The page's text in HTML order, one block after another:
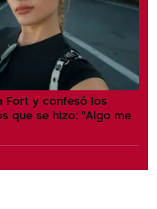
Fort y confesó los
que se hizo: "Algo me